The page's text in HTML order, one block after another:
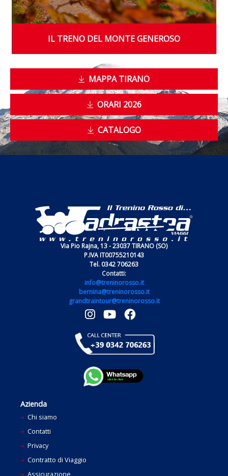
IL TRENO DEL MONTE GENEROSO
MAPPA TIRANO
ORARI 2026
CATALOGO
Via Pio Rajna, 13 - 23037 TIRANO (SO)
P.IVA IT00755210143
Tel. 0342 706263
Contatti:
info@treninorosso.it
bernina@treninorosso.it
grandtraintour@treninorosso.it
Azienda
Chi siamo
Contatti
Privacy
Contratto di Viaggio